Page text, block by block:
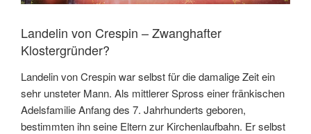
Landelin von Crespin – Zwanghafter
Klostergründer?
Landelin von Crespin war selbst für die damalige Zeit ein
sehr unsteter Mann. Als mittlerer Spross einer fränkischen
Adelsfamilie Anfang des 7. Jahrhunderts geboren,
bestimmten ihn seine Eltern zur Kirchenlaufbahn. Er selbst